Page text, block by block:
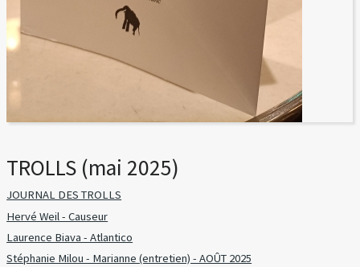
TROLLS (mai 2025)
JOURNAL DES TROLLS
Hervé Weil - Causeur
Laurence Biava - Atlantico
Stéphanie Milou - Marianne (entretien) - AOÛT 2025